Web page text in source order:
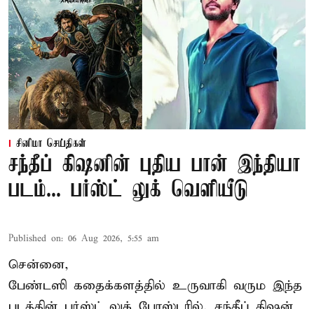
சினிமா செய்திகள்
சந்தீப் கிஷனின் புதிய பான் இந்தியா
படம்... பர்ஸ்ட் லுக் வெளியீடு
Published on: 06 Aug 2026, 5:55 am
சென்னை,
பேண்டஸி கதைக்களத்தில் உருவாகி வரும இந்த